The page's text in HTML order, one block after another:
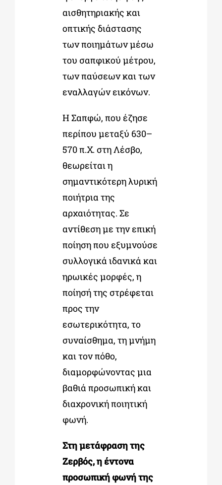
αισθητηριακής και
οπτικής διάστασης
των ποιημάτων μέσω
του σαπφικού μέτρου,
των παύσεων και των
εναλλαγών εικόνων.
Η Σαπφώ, που έζησε
περίπου μεταξύ 630–
570 π.Χ. στη Λέσβο,
θεωρείται η
σημαντικότερη λυρική
ποιήτρια της
αρχαιότητας. Σε
αντίθεση με την επική
ποίηση που εξυμνούσε
συλλογικά ιδανικά και
ηρωικές μορφές, η
ποίησή της στρέφεται
προς την
εσωτερικότητα, το
συναίσθημα, τη μνήμη
και τον πόθο,
διαμορφώνοντας μια
βαθιά προσωπική και
διαχρονική ποιητική
φωνή.
Στη μετάφραση της
Ζερβός, η έντονα
προσωπική φωνή της